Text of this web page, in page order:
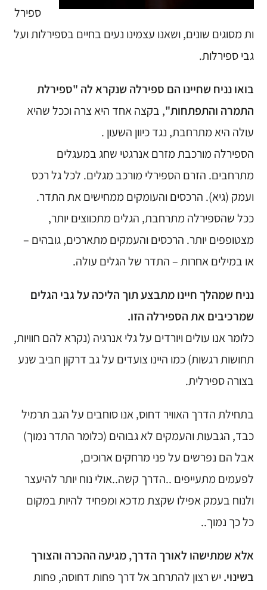
ספירל
ות מסוגים שונים, ושאנו עצמינו נעים בחיים בספירלות ועל
גבי ספירלות.
בואו נניח שחיינו הם ספירלה שנקרא לה "ספירלת
התמרה והתפתחות", בקצה אחד היא צרה וככל שהיא
עולה היא מתרחבת, נגד כיוון השעון .
הספירלה מורכבת מזרם אנרגטי שחג במעגלים
מתרחבים. הזרם הספירלי מורכב מגלים. לכל גל רכס
ועמק (גיא). הרכסים והעומקים ממחישים את התדר.
ככל שהספירלה מתרחבת, הגלים מתכווצים יותר,
מצטופפים יותר. הרכסים והעמקים מתארכים, גובהים –
או במילים אחרות – התדר של הגלים עולה.
נניח שמהלך חיינו מתבצע תוך הליכה על גבי הגלים
שמרכיבים את הספירלה הזו.
כלומר אנו עולים ויורדים על גלי אנרגיה (נקרא להם חוויות,
תחושות רגשות) כמו היינו צועדים על גב דרקון חביב שנע
בצורה ספירלית.
בתחילת הדרך האוויר דחוס, אנו סוחבים על הגב תרמיל
כבד, הגבעות והעמקים לא גבוהים (כלומר התדר נמוך)
אבל הם נפרשים על פני מרחקים ארוכים,
לפעמים מתעייפים ..הדרך קשה..אולי נוח יותר להיעצר
ולנוח בעמק אפילו שקצת מדכא ומפחיד להיות במקום
כל כך נמוך..
אלא שמתישהו לאורך הדרך, מגיעה ההכרה והצורך
בשינוי. יש רצון להתרחב אל דרך פחות דחוסה, פחות